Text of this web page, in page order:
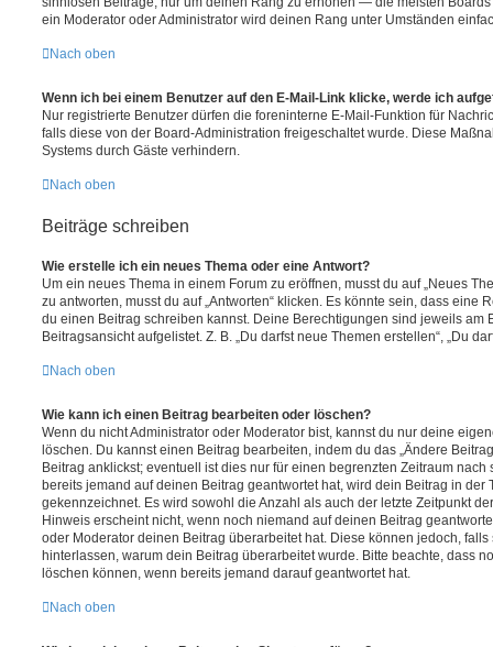
ein Moderator oder Administrator wird deinen Rang unter Umständen
Nach oben
Wenn ich bei einem Benutzer auf den E-Mail-Link klicke, werde ich
Nur registrierte Benutzer dürfen die foreninterne E-Mail-Funktion für
falls diese von der Board-Administration freigeschaltet wurde. Diese
Systems durch Gäste verhindern.
Nach oben
Beiträge schreiben
Wie erstelle ich ein neues Thema oder eine Antwort?
Um ein neues Thema in einem Forum zu eröffnen, musst du auf „Neues
zu antworten, musst du auf „Antworten“ klicken. Es könnte sein, dass eine
du einen Beitrag schreiben kannst. Deine Berechtigungen sind jeweils am
Beitragsansicht aufgelistet. Z. B. „Du darfst neue Themen erstellen“, „Du
Nach oben
Wie kann ich einen Beitrag bearbeiten oder löschen?
Wenn du nicht Administrator oder Moderator bist, kannst du nur deine
löschen. Du kannst einen Beitrag bearbeiten, indem du das „Ändere
Beitrag anklickst; eventuell ist dies nur für einen begrenzten Zeitraum
bereits jemand auf deinen Beitrag geantwortet hat, wird dein Beitrag in der
gekennzeichnet. Es wird sowohl die Anzahl als auch der letzte Zeitpunkt
Hinweis erscheint nicht, wenn noch niemand auf deinen Beitrag
oder Moderator deinen Beitrag überarbeitet hat. Diese können jedoch,
hinterlassen, warum dein Beitrag überarbeitet wurde. Bitte beachte, dass
löschen können, wenn bereits jemand darauf geantwortet hat.
Nach oben